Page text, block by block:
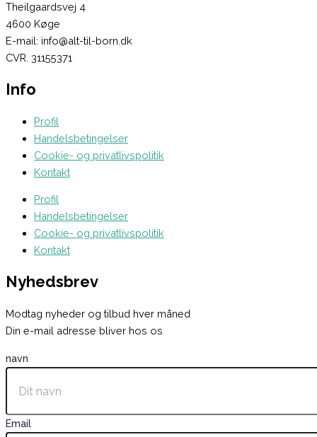
Theilgaardsvej 4
4600 Køge
E-mail: info@alt-til-born.dk
CVR. 31155371
Info
Profil
Handelsbetingelser
Cookie- og privatlivspolitik
Kontakt
Profil
Handelsbetingelser
Cookie- og privatlivspolitik
Kontakt
Nyhedsbrev
Modtag nyheder og tilbud hver måned
Din e-mail adresse bliver hos os
navn
Email